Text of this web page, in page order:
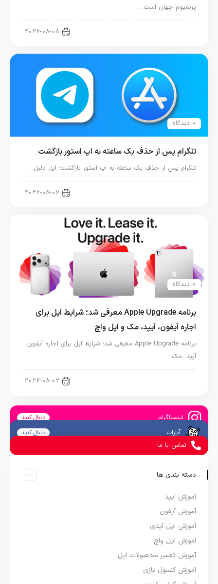
پریمیوم جهان است…
2026-08-08
0 دیدگاه
تلگرام پس از حذف یک ساعته به اپ استور بازگشت
تلگرام پس از حذف یک ساعته به اپ استور بازگشت؛ اپل دلیل…
2026-08-06
0 دیدگاه
برنامه Apple Upgrade معرفی شد؛ شرایط اپل برای
اجاره آیفون، آیپد، مک و اپل واچ
برنامه Apple Upgrade معرفی شد؛ شرایط اپل برای اجاره آیفون،
آیپد، مک…
2026-08-02
اینستاگرام دنبال کنید
آپارات دنبال کنید
تماس با ما
دسته بندی ها
آموزش آیپد
آموزش آیفون
آموزش اپل آیدی
آموزش اپل واچ
آموزش تعمیر محصولات اپل
آموزش کنسول بازی